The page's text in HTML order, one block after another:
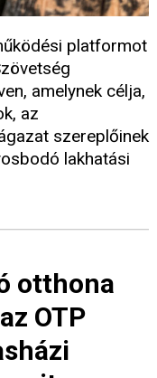
platformot
amelynek célja,
az
szereplőinek
lakhatási
otthona
OTP